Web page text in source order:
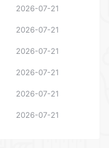
2026-07-21
2026-07-21
2026-07-21
2026-07-21
2026-07-21
2026-07-21